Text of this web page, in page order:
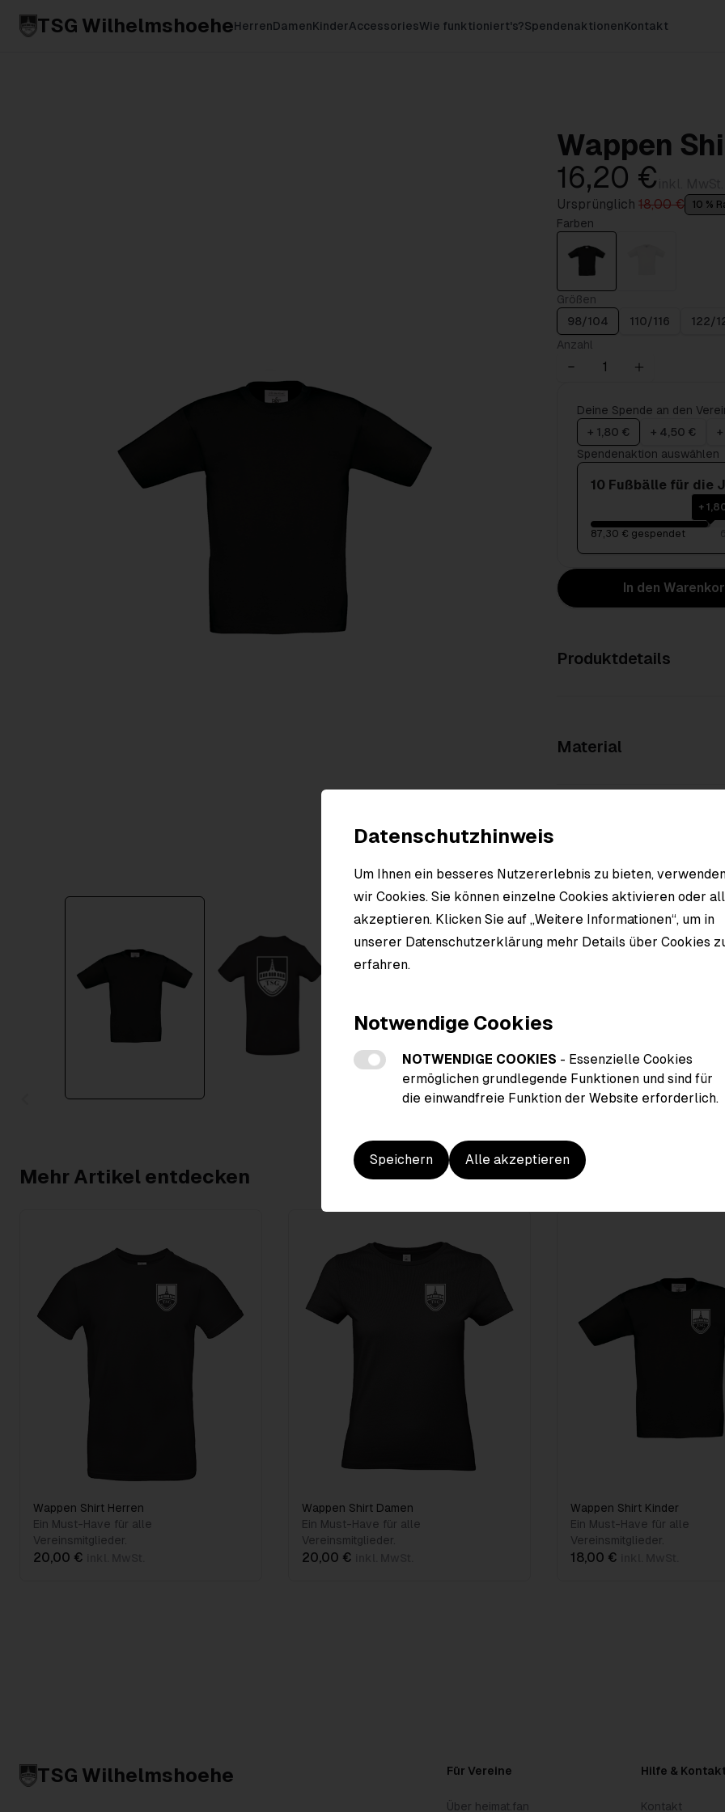
Datenschutzhinweis
Um Ihnen ein besseres Nutzererlebnis zu bieten,
wir Cookies. Sie können einzelne Cookies aktivieren oder
akzeptieren. Klicken Sie auf „Weitere Informationen“, um in
unserer Datenschutzerklärung mehr Details über Cookies
erfahren.
Notwendige Cookies
NOTWENDIGE COOKIES - Essenzielle Cookies
ermöglichen grundlegende Funktionen und sind für
die einwandfreie Funktion der Website erforderlich.
Speichern Alle akzeptieren
TSG WilhelmshoeheHerrenDamenKinderAccessoriesWie funktioniert's?SpendenaktionenKontakt
Wappen
16,20 €
Ursprünglich 18,00 € 10 %
Farben
Größen
98/104
110/116 122/
Anzahl
Deine Spende an den
+ 1,80 €
+ 4,50 €
Spendenaktion auswählen
10 Fußbälle für die
+
87,30 € gespendet
In den
Produktdetails
Material
Mehr Artikel entdecken
Wappen Shirt Herren
Ein Must-Have für alle
Vereinsmitglieder.
20,00 €
Wappen Shirt Damen
Ein Must-Have für alle
Vereinsmitglieder.
20,00 €
Wappen Shirt Kinder
Ein Must-Have für alle
Vereinsmitglieder.
18,00 €
TSG Wilhelmshoehe Für Vereine
Über heimat.fan
Hilfe &
Kontakt